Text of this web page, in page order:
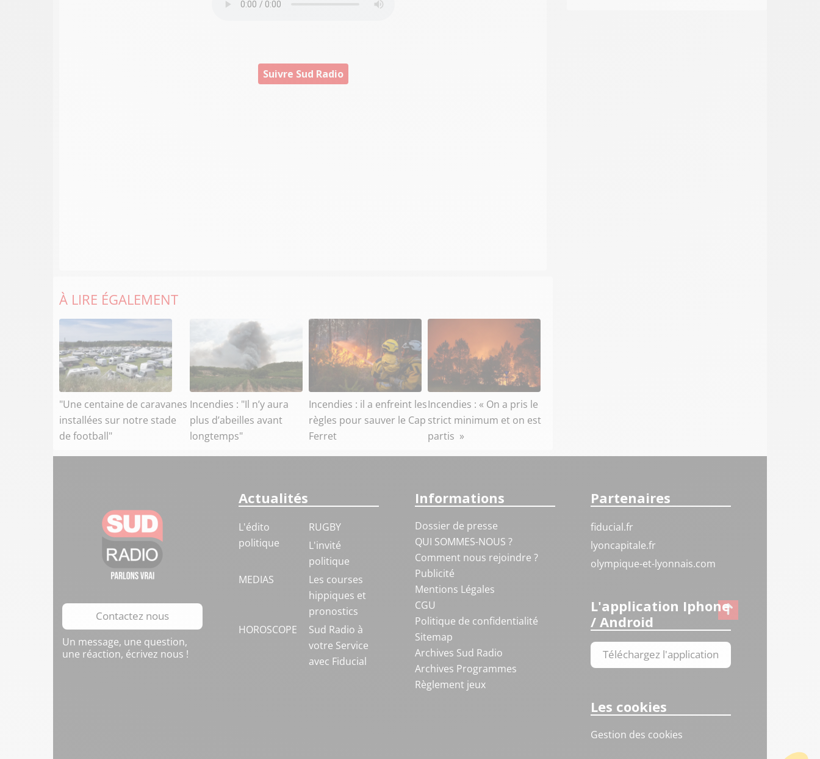
Suivre Sud Radio
À LIRE ÉGALEMENT
"Une centaine de caravanes
installées sur notre stade
de football"
Incendies : "Il n’y aura
plus d’abeilles avant
longtemps"
Incendies : il a enfreint les
règles pour sauver le Cap
Ferret
Incendies : « On a pris le
strict minimum et on est
partis »
Contactez nous
Un message, une question,
une réaction, écrivez nous !
Actualités
L'édito
politique
RUGBY
L'invité
politique
MEDIAS
Les courses
hippiques et
pronostics
HOROSCOPE
Sud Radio à
votre Service
avec Fiducial
Informations
Dossier de presse
QUI SOMMES-NOUS ?
Comment nous rejoindre ?
Publicité
Mentions Légales
CGU
Politique de confidentialité
Sitemap
Archives Sud Radio
Archives Programmes
Règlement jeux
Partenaires
fiducial.fr
lyoncapitale.fr
olympique-et-lyonnais.com
L'application Iphone
/ Android
Téléchargez l'application
Les cookies
Gestion des cookies